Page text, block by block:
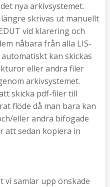
nya arkivsystemet.
skrivas ut manuellt
vid klarering och
nåbara från alla LIS-
kan skickas
eller andra filer
arkivsystemet.
skicka pdf-filer till
flöde då man bara kan
eller andra bifogade
att sedan kopiera in
samlar upp önskade